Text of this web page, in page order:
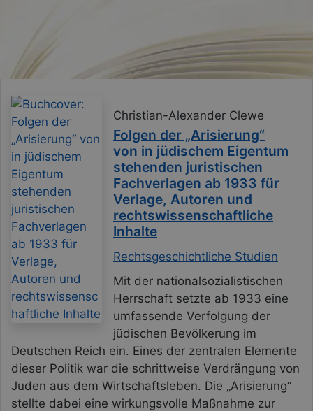
Christian-Alexander Clewe
Folgen der „Arisierung“
von in jüdischem Eigentum
stehenden juristischen
Fachverlagen ab 1933 für
Verlage, Autoren und
rechtswissenschaftliche
Inhalte
Rechtsgeschichtliche Studien
Mit der nationalsozialistischen
Herrschaft setzte ab 1933 eine
umfassende Verfolgung der
jüdischen Bevölkerung im
Deutschen Reich ein. Eines der zentralen Elemente
dieser Politik war die schrittweise Verdrängung von
Juden aus dem Wirtschaftsleben. Die „Arisierung“
stellte dabei eine wirkungsvolle Maßnahme zur